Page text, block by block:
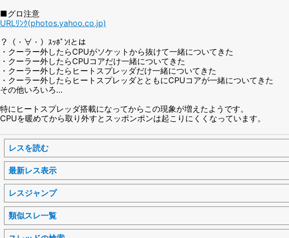
■グロ注意
URLﾘﾝｸ(photos.yahoo.co.jp)
？（・∀・）ｽｯﾎﾟﾝ!とは
・クーラー外したらCPUがソケットから抜けて一緒についてきた
・クーラー外したらCPUコアだけ一緒についてきた
・クーラー外したらヒートスプレッダだけ一緒についてきた
・クーラー外したらヒートスプレッダとともにCPUコアが一緒についてきた
その他いろいろ…
特にヒートスプレッダ搭載になってからこの現象が増えたようです。
CPUを暖めてから取り外すとスッポンポンは起こりにくくなっています。
レスを読む
最新レス表示
レスジャンプ
類似スレ一覧